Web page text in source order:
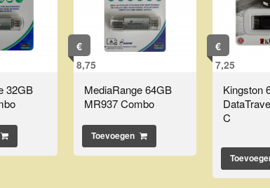
32GB
€
8,75
MediaRange 64GB
MR937 Combo
Toevoegen
€
7,25
Kingston
C